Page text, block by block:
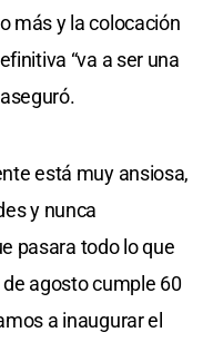
más y la colocación
“va a ser una
está muy ansiosa,
y nunca
pasara todo lo que
agosto cumple 60
a inaugurar el